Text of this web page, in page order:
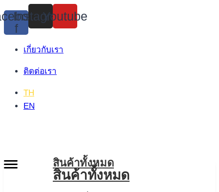
Skip
to
content
f
Instagram
Youtube
เกี่ยวกับเรา
ติดต่อเรา
TH
EN
สินค้าทั้งหมด
สินค้าทั้งหมด